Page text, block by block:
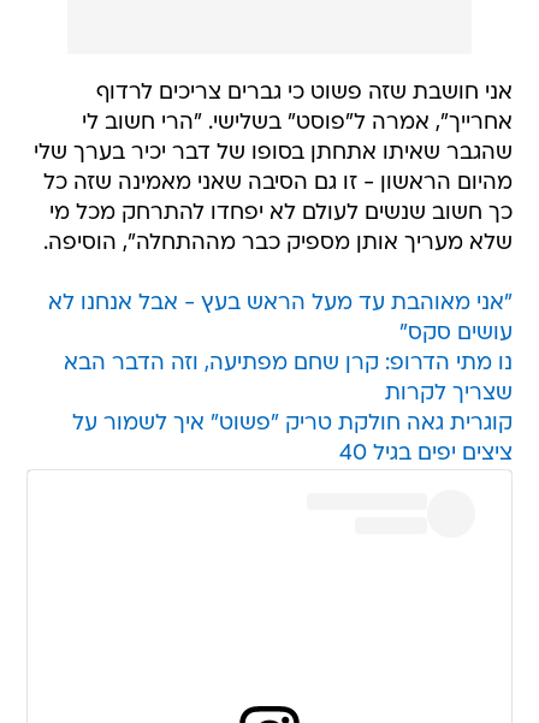
אני חושבת שזה פשוט כי גברים צריכים לרדוף
אחרייך", אמרה ל"פוסט" בשלישי. "הרי חשוב לי
שהגבר שאיתו אתחתן בסופו של דבר יכיר בערך שלי
מהיום הראשון - זו גם הסיבה שאני מאמינה שזה כל
כך חשוב שנשים לעולם לא יפחדו להתרחק מכל מי
שלא מעריך אותן מספיק כבר מההתחלה", הוסיפה.
"אני מאוהבת עד מעל הראש בעץ - אבל אנחנו לא
עושים סקס"
נו מתי הדרופ: קרן שחם מפתיעה, וזה הדבר הבא
שצריך לקרות
קוגרית גאה חולקת טריק "פשוט" איך לשמור על
ציצים יפים בגיל 40